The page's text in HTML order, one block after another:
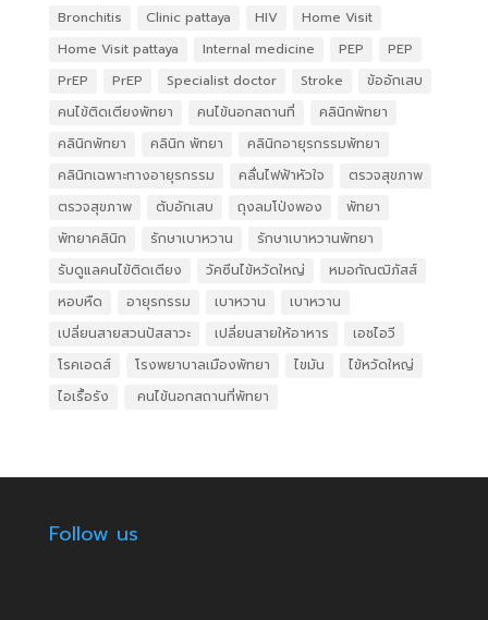
Bronchitis Clinic pattaya HIV
Home Visit
Home Visit pattaya
Internal medicine PEP
PEP
PrEP
PrEP Specialist doctor Stroke
ข้ออักเสบ
คนไข้ติดเตียงพัทยา
คนไข้นอกสถานที่
คลินิกพัทยา
คลินิกพัทยา
คลินิก พัทยา
คลินิกอายุรกรรมพัทยา
คลินิกเฉพาะทางอายุรกรรม
คลื่นไฟฟ้าหัวใจ
ตรวจสุขภาพ
ตรวจสุขภาพ
ตับอักเสบ ถุงลมโป่งพอง
พัทยา
พัทยาคลินิก
รักษาเบาหวาน
รักษาเบาหวานพัทยา
รับดูแลคนไข้ติดเตียง
วัคซีนไข้หวัดใหญ่
หมอกัณฒิภัสส์
หอบหืด
อายุรกรรม เบาหวาน
เบาหวาน
เปลี่ยนสายสวนปัสสาวะ
เปลี่ยนสายให้อาหาร
เอชไอวี
โรคเอดส์
โรงพยาบาลเมืองพัทยา ไขมัน
ไข้หวัดใหญ่
ไอเรื้อรัง
​ คนไข้นอกสถานที่พัทยา
Follow us